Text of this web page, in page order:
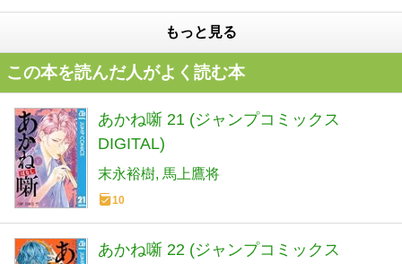
もっと見る
この本を読んだ人がよく読む本
あかね噺 21 (ジャンプコミックス
DIGITAL)
末永裕樹 馬上鷹将
10
あかね噺 22 (ジャンプコミックス